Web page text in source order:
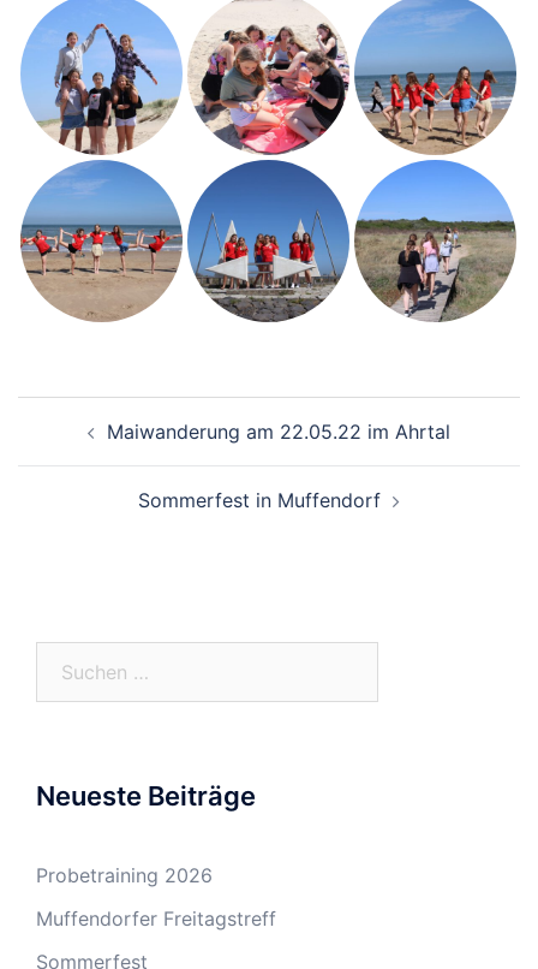
NavigationMaiwanderung am 22.05.22 im Ahrtal
Sommerfest in Muffendorf
Neueste Beiträge
Probetraining 2026
Muffendorfer Freitagstreff
Sommerfest